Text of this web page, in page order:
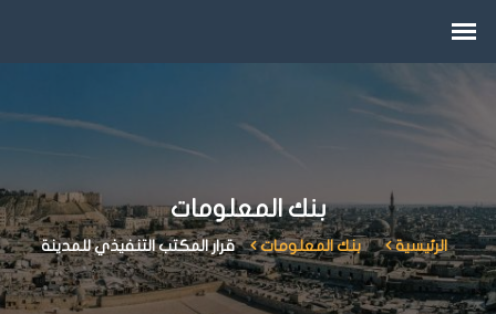
بنك المعلومات
الرئيسية بنك المعلومات قرار المكتب التنفيذي للمدينة